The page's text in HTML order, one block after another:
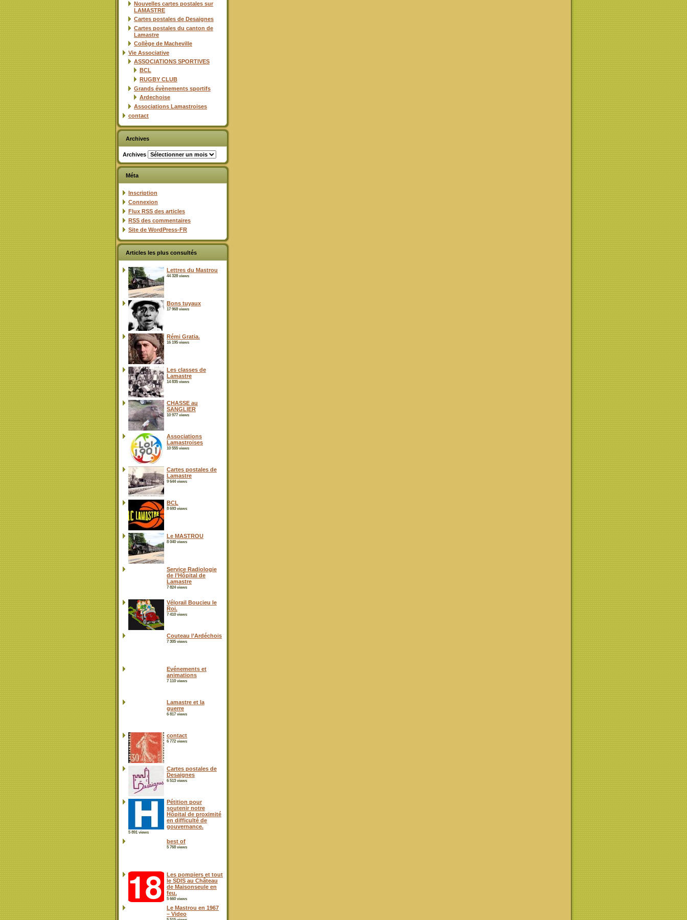
Nouvelles cartes postales sur
LAMASTRE
Cartes postales de Desaignes
Cartes postales du canton de
Lamastre
Collège de Macheville
Vie Associative
ASSOCIATIONS SPORTIVES
BCL
RUGBY CLUB
Grands évènements sportifs
Ardechoise
Associations Lamastroises
contact
Archives
Archives
Méta
Inscription
Connexion
Flux RSS des articles
RSS des commentaires
Site de WordPress-FR
Articles les plus consultés
Lettres du Mastrou
44 328 views
Bons tuyaux
17 968 views
Rémi Gratia.
16 195 views
Les classes de
Lamastre
14 835 views
CHASSE au
SANGLIER
10 977 views
Associations
Lamastroises
10 555 views
Cartes postales de
Lamastre
9 644 views
BCL
8 693 views
Le MASTROU
8 040 views
Service Radiologie
de l’Hôpital de
Lamastre
7 824 views
Vélorail Boucieu le
Roi.
7 410 views
Couteau l’Ardéchois
7 305 views
Evénements et
animations
7 110 views
Lamastre et la
guerre
6 817 views
contact
6 772 views
Cartes postales de
Desaignes
6 513 views
Pétition pour
soutenir notre
Hôpital de proximité
en difficulté de
gouvernance.
5 891 views
best of
5 768 views
Les pompiers et tout
le SDIS au Château
de Maisonseule en
feu.
5 660 views
Le Mastrou en 1967
– Video